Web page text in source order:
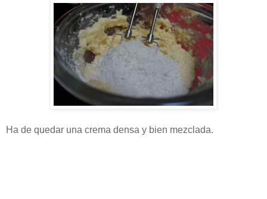
Ha de quedar una crema densa y bien mezclada.